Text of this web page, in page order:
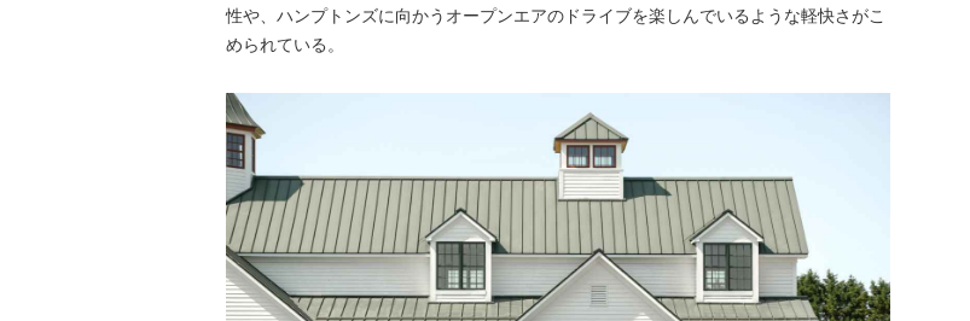
性や、ハンプトンズに向かうオープンエアのドライブを楽しんでいるような軽快さがこ
められている。